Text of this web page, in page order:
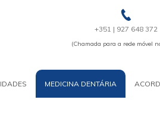
+351 | 927 648 372
(Chamada para a rede móvel
MEDICINA DENTÁRIA